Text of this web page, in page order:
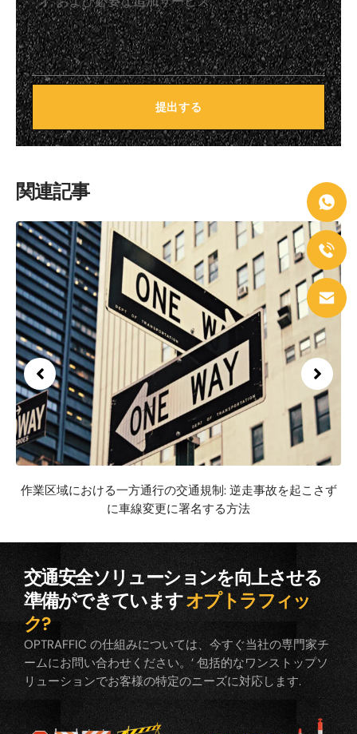
提出する
関連記事
作業区域における一方通行の交通規制: 逆走事故を起こさず
に車線変更に署名する方法
交通安全ソリューションを向上させる
準備ができていますオプトラフィッ
ク?
OPTRAFFIC の仕組みについては、今すぐ当社の専門家チ
ームにお問い合わせください。’ 包括的なワンストップソ
リューションでお客様の特定のニーズに対応します.